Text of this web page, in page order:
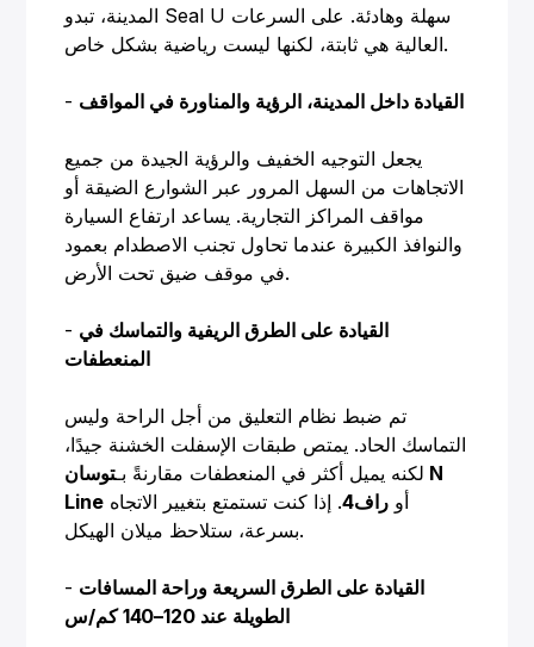
المدينة، تبدو Seal U سهلة وهادئة. على السرعات
العالية هي ثابتة، لكنها ليست رياضية بشكل خاص.
- القيادة داخل المدينة، الرؤية والمناورة في المواقف
يجعل التوجيه الخفيف والرؤية الجيدة من جميع
الاتجاهات من السهل المرور عبر الشوارع الضيقة أو
مواقف المراكز التجارية. يساعد ارتفاع السيارة
والنوافذ الكبيرة عندما تحاول تجنب الاصطدام بعمود
في موقف ضيق تحت الأرض.
- القيادة على الطرق الريفية والتماسك في
المنعطفات
تم ضبط نظام التعليق من أجل الراحة وليس
التماسك الحاد. يمتص طبقات الإسفلت الخشنة جيدًا،
لكنه يميل أكثر في المنعطفات مقارنةً بـتوسان N
Line
أو راف4 . إذا كنت تستمتع بتغيير الاتجاه
بسرعة، ستلاحظ ميلان الهيكل.
- القيادة على الطرق السريعة وراحة المسافات
الطويلة عند 120–140 كم/س